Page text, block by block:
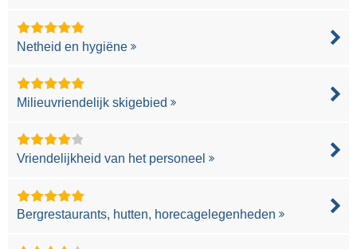
Netheid en hygiëne
Milieuvriendelijk skigebied
Vriendelijkheid van het personeel
Bergrestaurants, hutten, horecagelegenheden